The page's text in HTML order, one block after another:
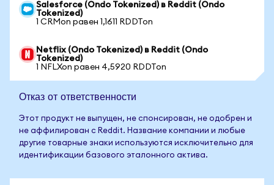
Salesforce (Ondo Tokenized) в Reddit (Ondo
Tokenized)
1 CRMon равен 1,1611 RDDTon
Netflix (Ondo Tokenized) в Reddit (Ondo
Tokenized)
1 NFLXon равен 4,5920 RDDTon
Отказ от ответственности
Этот продукт не выпущен, не спонсирован, не одобрен и
не аффилирован с Reddit. Название компании и любые
другие товарные знаки используются исключительно для
идентификации базового эталонного актива.